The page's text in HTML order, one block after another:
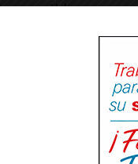
públicas que
propositivo por
general».